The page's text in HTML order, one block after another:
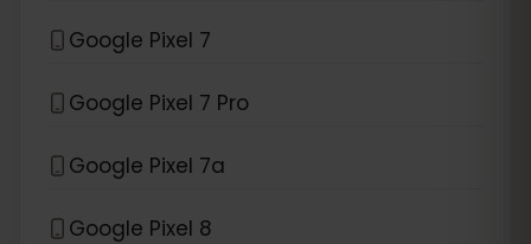
Google Pixel 7
Google Pixel 7 Pro
Google Pixel 7a
Google Pixel 8